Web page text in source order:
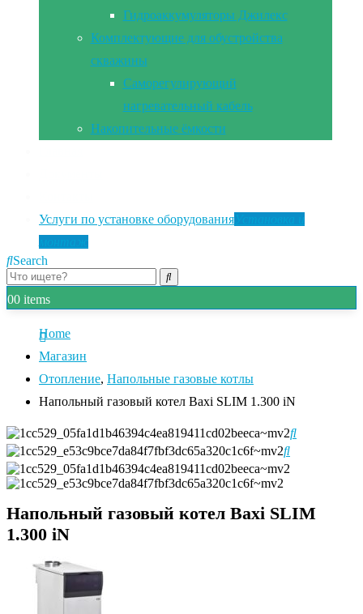
Гидроаккумуляторы Джилекс
Комплектующие для обустройства
скважины
Саморегулирующий
нагревательный кабель
Накопительные ёмкости
Услуги по установке оборудования
Search
00 items
Home
Магазин
Отопление, Напольные газовые котлы
Напольный газовый котел Baxi SLIM 1.300 iN
Напольный газовый котел Baxi SLIM
1.300 iN